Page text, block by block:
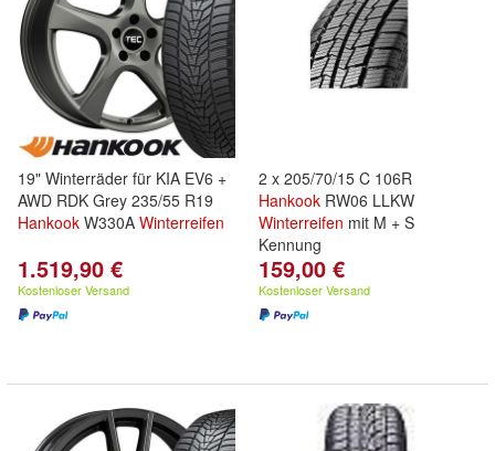
19" Winterräder für KIA EV6 +
AWD RDK Grey 235/55 R19
Hankook W330A Winterreifen
1.519,90 €
Kostenloser Versand
2 x 205/70/15 C 106R
Hankook RW06 LLKW
Winterreifen mit M + S
Kennung
159,00 €
Kostenloser Versand